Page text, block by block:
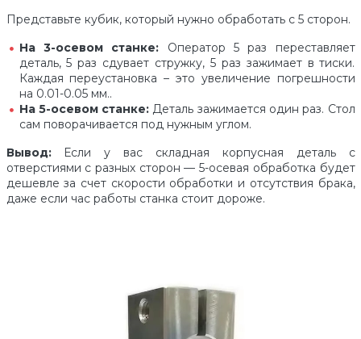
Представьте кубик, который нужно обработать с 5 сторон.
На 3-осевом станке: Оператор 5 раз переставляет
деталь, 5 раз сдувает стружку, 5 раз зажимает в тиски.
Каждая переустановка – это увеличение погрешности
на 0.01-0.05 мм..
На 5-осевом станке: Деталь зажимается один раз. Стол
сам поворачивается под нужным углом.
Вывод:Если у вас складная корпусная деталь с
отверстиями с разных сторон — 5-осевая обработка будет
дешевле за счет скорости обработки и отсутствия брака,
даже если час работы станка стоит дороже.